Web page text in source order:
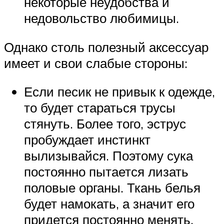
недовольство любимицы.
Однако столь полезный аксессуар
имеет и свои слабые стороны:
Если песик не привык к одежде,
то будет стараться трусы
стянуть. Более того, эструс
пробуждает инстинкт
вылизывайся. Поэтому сука
постоянно пытается лизать
половые органы. Ткань белья
будет намокать, а значит его
придется постоянно менять.